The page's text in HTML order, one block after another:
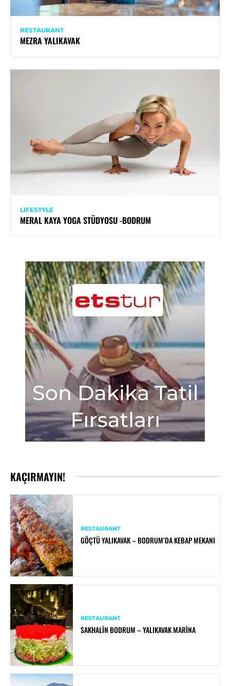
RESTAURANT
MEZRA YALIKAVAK
LIFESTYLE
MERAL KAYA YOGA STÜDYOSU -BODRUM
KAÇIRMAYIN!
RESTAURANT
GÖÇTÜ YALIKAVAK – BODRUM’DA KEBAP MEKANI
RESTAURANT
SAKHALIN BODRUM – YALIKAVAK MARINA